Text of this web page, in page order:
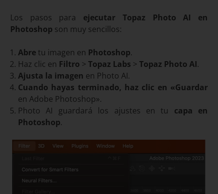
Los pasos para ejecutar Topaz Photo AI en
Photoshop son muy sencillos:
Abretu imagen en Photoshop.
Haz clic en Filtro > Topaz Labs > Topaz Photo AI.
Ajusta la imagen en Photo AI.
Cuando hayas terminado, haz clic en «Guardar
en Adobe Photoshop».
Photo AI guardará los ajustes en tu capa en
Photoshop.